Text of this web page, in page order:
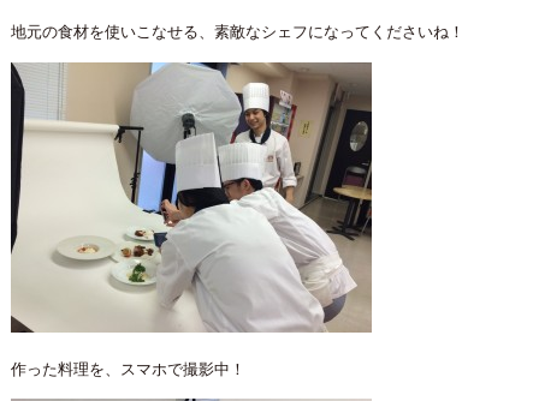
地元の食材を使いこなせる、素敵なシェフになってくださいね！
作った料理を、スマホで撮影中！